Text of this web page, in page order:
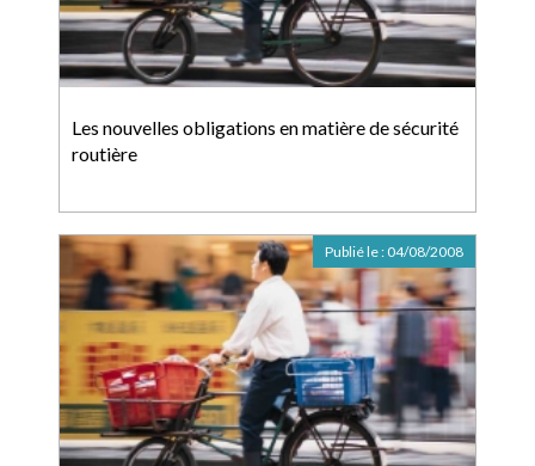
Les nouvelles obligations en matière de sécurité
routière
Publié le : 04/08/2008